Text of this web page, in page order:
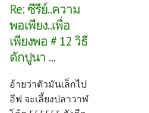
Re: ซีรีย์..ความ
พอเพียง..เพื่อ
เพียงพอ # 12 วิธี
ดักปูนา ...
อ้ายว่าตัวมันเล็กไป
อีฟ จะเลี้ยงปลาวาฬ